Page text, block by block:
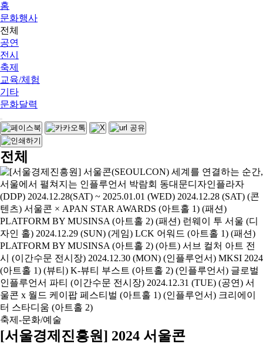
홈
문화행사
전체
공연
전시
축제
교육/체험
기타
문화달력
전체
축제-문화/예술
[서울경제진흥원] 2024 서울콘